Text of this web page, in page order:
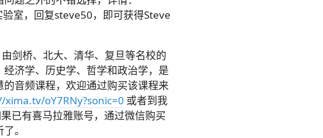
室，回复steve50，即可获得Steve
剑桥、北大、清华、复旦等名校的
济学、历史学、哲学和政治学，是
音频课程，欢迎通过购买该课程来
oY7RNy?sonic=0 或者到我
已有喜马拉雅账号，通过微信购买
。